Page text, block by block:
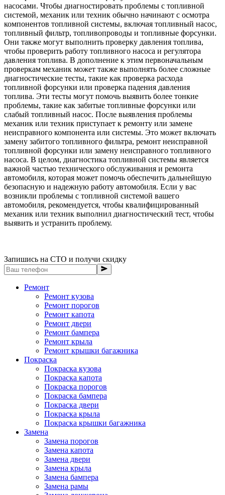
насосами. Чтобы диагностировать проблемы с топливной
системой, механик или техник обычно начинают с осмотра
компонентов топливной системы, включая топливный насос,
топливный фильтр, топливопроводы и топливные форсунки.
Они также могут выполнить проверку давления топлива,
чтобы проверить работу топливного насоса и регулятора
давления топлива. В дополнение к этим первоначальным
проверкам механик может также выполнять более сложные
диагностические тесты, такие как проверка расхода
топливной форсунки или проверка падения давления
топлива. Эти тесты могут помочь выявить более тонкие
проблемы, такие как забитые топливные форсунки или
слабый топливный насос. После выявления проблемы
механик или техник приступает к ремонту или замене
неисправного компонента или системы. Это может включать
замену забитого топливного фильтра, ремонт неисправной
топливной форсунки или замену неисправного топливного
насоса. В целом, диагностика топливной системы является
важной частью технического обслуживания и ремонта
автомобиля, которая может помочь обеспечить дальнейшую
безопасную и надежную работу автомобиля. Если у вас
возникли проблемы с топливной системой вашего
автомобиля, рекомендуется, чтобы квалифицированный
механик или техник выполнил диагностический тест, чтобы
выявить и устранить проблему.
Запишись на СТО и получи скидку
Ремонт
Ремонт кузова
Ремонт порогов
Ремонт капота
Ремонт двери
Ремонт бампера
Ремонт крыла
Ремонт крышки багажника
Покраска
Покраска кузова
Покраска капота
Покраска порогов
Покраска бампера
Покраска двери
Покраска крыла
Покраска крышки багажника
Замена
Замена порогов
Замена капота
Замена двери
Замена крыла
Замена бампера
Замена рамы